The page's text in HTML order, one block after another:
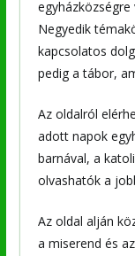
Negyedik
kapcsolatos
pedig a tábor,
Az oldalról
adott napok
barnával, a
olvashatók a
Az oldal alján
a miserend és